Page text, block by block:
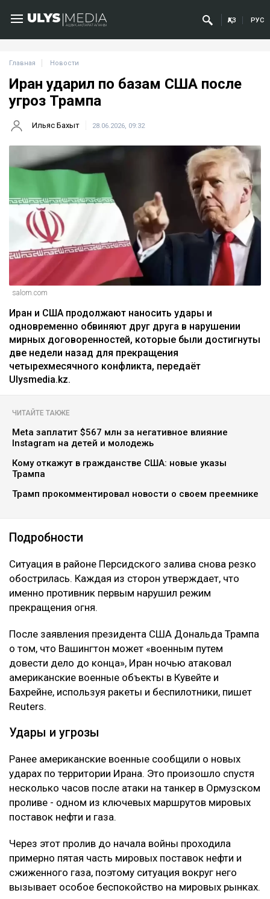
ҚАЗ РУС
Главная Новости
Иран ударил по базам США после
угроз Трампа
Ильяс Бахыт 28.06.2026, 09:32
salom.com
Иран и США продолжают наносить удары и
одновременно обвиняют друг друга в нарушении
мирных договоренностей, которые были достигнуты
две недели назад для прекращения
четырехмесячного конфликта, передаёт
Ulysmedia.kz.
ЧИТАЙТЕ ТАКЖЕ
Meta заплатит $567 млн за негативное влияние
Instagram на детей и молодежь
Кому откажут в гражданстве США: новые указы
Трампа
Трамп прокомментировал новости о своем преемнике
Подробности
Ситуация в районе Персидского залива снова резко
обострилась. Каждая из сторон утверждает, что
именно противник первым нарушил режим
прекращения огня.
После заявления президента США Дональда Трампа
о том, что Вашингтон может «военным путем
довести дело до конца», Иран ночью атаковал
американские военные объекты в Кувейте и
Бахрейне, используя ракеты и беспилотники, пишет
Reuters.
Удары и угрозы
Ранее американские военные сообщили о новых
ударах по территории Ирана. Это произошло спустя
несколько часов после атаки на танкер в Ормузском
проливе - одном из ключевых маршрутов мировых
поставок нефти и газа.
Через этот пролив до начала войны проходила
примерно пятая часть мировых поставок нефти и
сжиженного газа, поэтому ситуация вокруг него
вызывает особое беспокойство на мировых рынках.